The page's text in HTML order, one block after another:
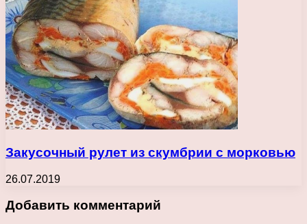
Закусочный рулет из скумбрии с морковью
26.07.2019
Добавить комментарий